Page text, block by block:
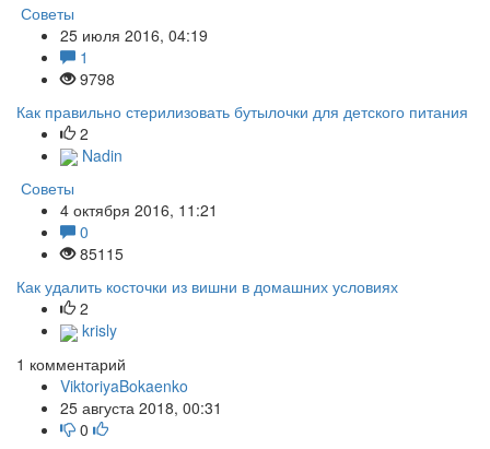
Советы
25 июля 2016, 04:19
1
9798
Как правильно стерилизовать бутылочки для детского питания
2
Nadin
Советы
4 октября 2016, 11:21
0
85115
Как удалить косточки из вишни в домашних условиях
2
krisly
1 комментарий
ViktoriyaBokaenko
25 августа 2018, 00:31
0